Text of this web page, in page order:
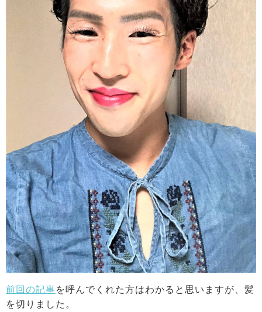
前回の記事を呼んでくれた方はわかると思いますが、髪
を切りました。